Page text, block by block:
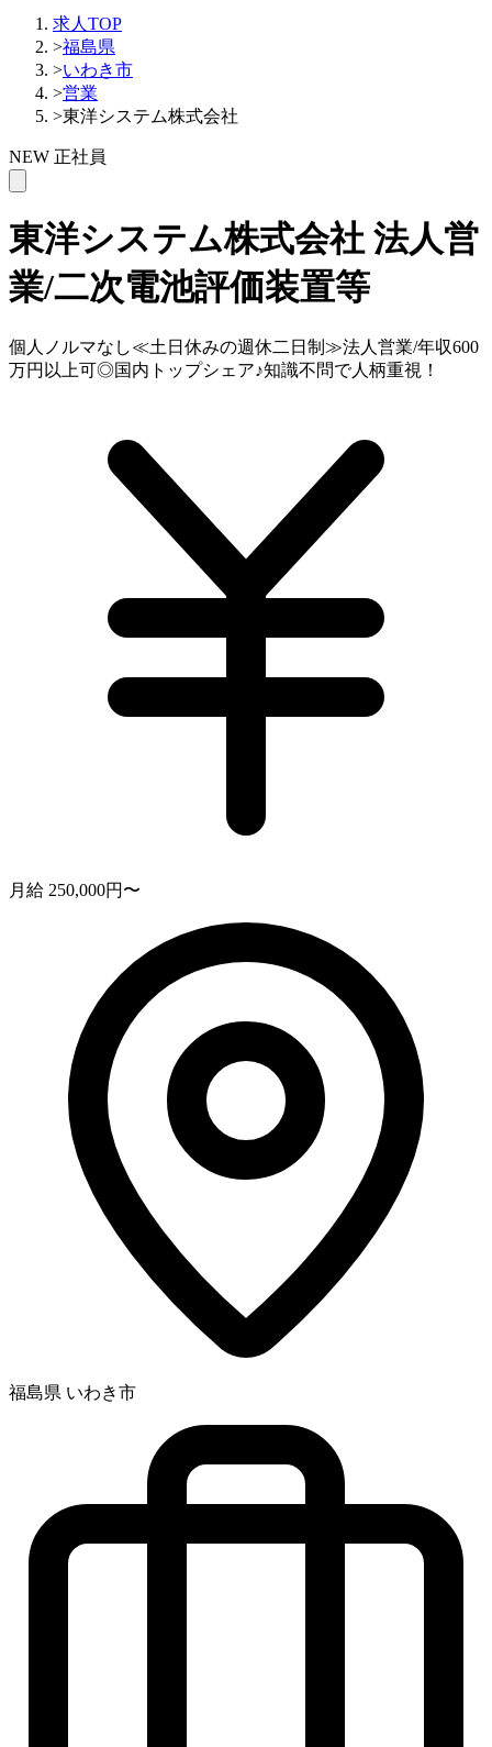
求人TOP
>福島県
>いわき市
>営業
>東洋システム株式会社
NEW 正社員
東洋システム株式会社法人営
業/二次電池評価装置等
個人ノルマなし≪土日休みの週休二日制≫法人営業/年収600
万円以上可◎国内トップシェア♪知識不問で人柄重視！
月給 250,000円〜
福島県 いわき市